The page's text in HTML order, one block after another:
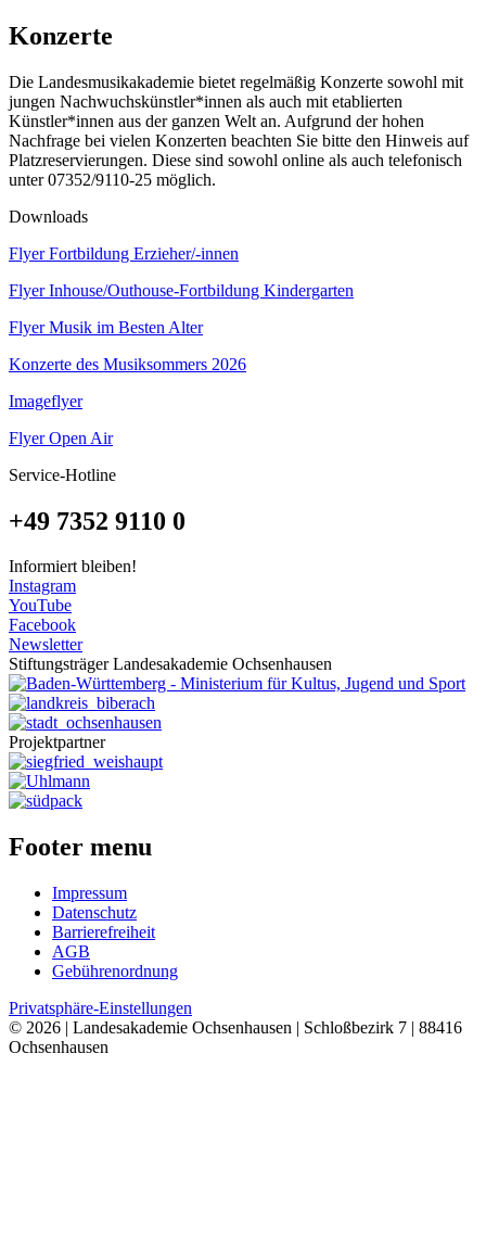
Konzerte
Die Landesmusikakademie bietet regelmäßig Konzerte sowohl mit
jungen Nachwuchskünstler*innen als auch mit etablierten
Künstler*innen aus der ganzen Welt an. Aufgrund der hohen
Nachfrage bei vielen Konzerten beachten Sie bitte den Hinweis auf
Platzreservierungen. Diese sind sowohl online als auch telefonisch
unter 07352/9110-25 möglich.
Downloads
Flyer Fortbildung Erzieher/-innen
Flyer Inhouse/Outhouse-Fortbildung Kindergarten
Flyer Musik im Besten Alter
Konzerte des Musiksommers 2026
Imageflyer
Flyer Open Air
Service-Hotline
+49 7352 9110 0
Informiert bleiben!
Instagram
YouTube
Facebook
Newsletter
Stiftungsträger Landesakademie Ochsenhausen
Projektpartner
Footer menu
Impressum
Datenschutz
Barrierefreiheit
AGB
Gebührenordnung
Privatsphäre-Einstellungen
© 2026 | Landesakademie Ochsenhausen | Schloßbezirk 7 | 88416
Ochsenhausen